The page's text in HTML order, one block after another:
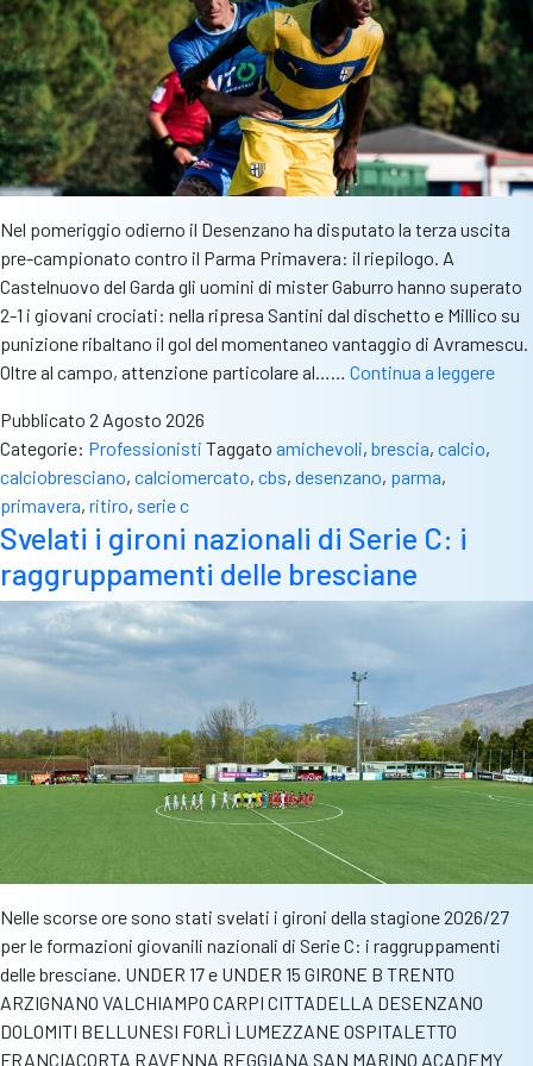
Nel pomeriggio odierno il Desenzano ha disputato la terza uscita
pre-campionato contro il Parma Primavera: il riepilogo. A
Castelnuovo del Garda gli uomini di mister Gaburro hanno superato
2-1 i giovani crociati: nella ripresa Santini dal dischetto e Millico su
punizione ribaltano il gol del momentaneo vantaggio di Avramescu.
Oltre al campo, attenzione particolare al…… Continua a leggere
nel
Pubblicato 2 Agosto 2026
Categorie: Professionisti Taggato amichevoli, brescia, calcio,
calciobresciano, calciomercato, cbs, desenzano, parma,
primavera, ritiro, serie c
Svelati i gironi nazionali di Serie C: i
raggruppamenti delle bresciane
Nelle scorse ore sono stati svelati i gironi della stagione 2026/27
per le formazioni giovanili nazionali di Serie C: i raggruppamenti
delle bresciane. UNDER 17 e UNDER 15 GIRONE B TRENTO
ARZIGNANO VALCHIAMPO CARPI CITTADELLA DESENZANO
DOLOMITI BELLUNESI FORLÌ LUMEZZANE OSPITALETTO
FRANCIACORTA RAVENNA REGGIANA SAN MARINO ACADEMY